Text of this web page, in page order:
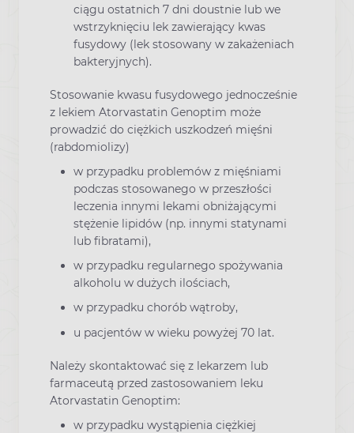
ciągu ostatnich 7 dni doustnie lub we
wstrzyknięciu lek zawierający kwas
fusydowy (lek stosowany w zakażeniach
bakteryjnych).
Stosowanie kwasu fusydowego jednocześnie
z lekiem Atorvastatin Genoptim może
prowadzić do ciężkich uszkodzeń mięśni
(rabdomiolizy)
w przypadku problemów z mięśniami
podczas stosowanego w przeszłości
leczenia innymi lekami obniżającymi
stężenie lipidów (np. innymi statynami
lub fibratami),
w przypadku regularnego spożywania
alkoholu w dużych ilościach,
w przypadku chorób wątroby,
u pacjentów w wieku powyżej 70 lat.
Należy skontaktować się z lekarzem lub
farmaceutą przed zastosowaniem leku
Atorvastatin Genoptim:
w przypadku wystąpienia ciężkiej